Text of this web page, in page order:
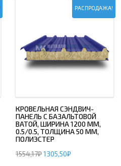
РАСПРОДАЖА!
КРОВЕЛЬНАЯ СЭНДВИЧ-
ПАНЕЛЬ С БАЗАЛЬТОВОЙ
ВАТОЙ, ШИРИНА 1200 ММ,
0.5/0.5, ТОЛЩИНА 50 ММ,
ПОЛИЭСТЕР
1554,17₽1305,50₽